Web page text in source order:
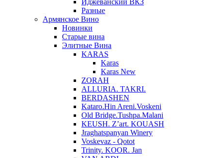
Иджеванский ВКЗ
Разные
Армянское Вино
Новинки
Старые вина
Элитные Вина
KARAS
Karas
Karas New
ZORAH
ALLURIA. TAKRI.
BERDASHEN
Kataro.Hin Areni.Voskeni
Old Bridge.Tushpa.Malani
KEUSH. Z’art. KOUASH
Jraghatspanyan Winery
Voskevaz - Qotot
Trinity. KOOR. Jan